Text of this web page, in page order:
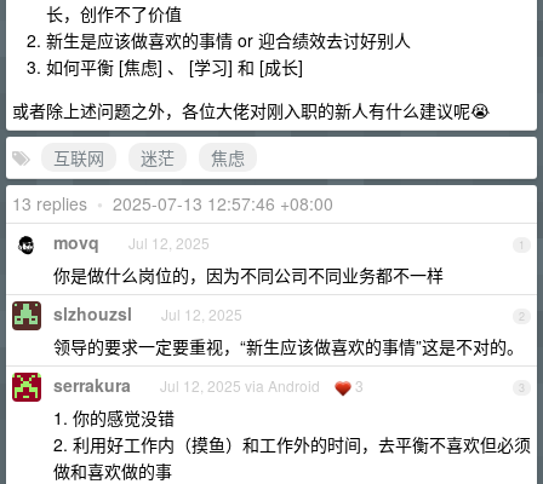
长，创作不了价值
新生是应该做喜欢的事情 or 迎合绩效去讨好别人
如何平衡 [焦虑] 、 [学习] 和 [成长]
或者除上述问题之外，各位大佬对刚入职的新人有什么建议呢😭
互联网
迷茫
焦虑
13 replies • 2025-07-13 12:57:46 +08:00
1
movq Jul 12, 2025
你是做什么岗位的，因为不同公司不同业务都不一样
2
slzhouzsl Jul 12, 2025
领导的要求一定要重视，“新生应该做喜欢的事情”这是不对的。
3
serrakura Jul 12, 2025 via Android 3
1. 你的感觉没错
2. 利用好工作内（摸鱼）和工作外的时间，去平衡不喜欢但必须
做和喜欢做的事